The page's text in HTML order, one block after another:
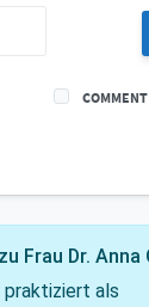
Frau Dr. Anna
praktiziert als